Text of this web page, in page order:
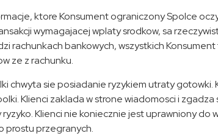
ktore Konsument ograniczony Spolce
wymagajacej wplaty srodkow, sa
rachunkach bankowych, wszystkich Konsument
ze z rachunku.
chwyta sie posiadanie ryzykiem utraty gotowki.
Klienci zaklada w strone wiadomosci i zgadza
Klienci nie koniecznie jest uprawniony do
prostu przegranych.